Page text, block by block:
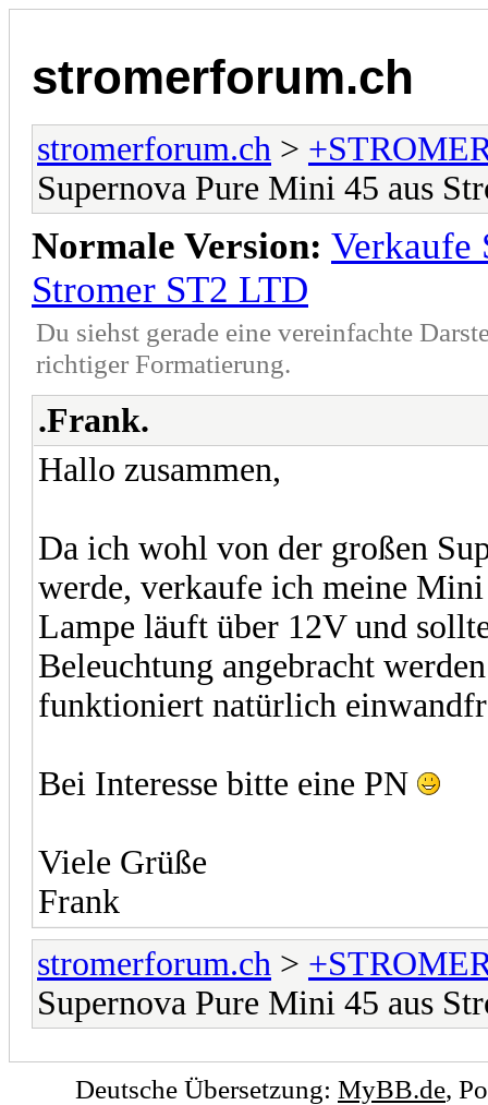
stromerforum.ch
stromerforum.ch >
Supernova Pure Mini 45 aus
Normale Version: Verkaufe
Stromer ST2 LTD
Du siehst gerade eine vereinfachte
richtiger Formatierung.
.Frank.
Hallo zusammen,
Da ich wohl von der großen
werde, verkaufe ich meine
Lampe läuft über 12V und
Beleuchtung angebracht
funktioniert natürlich
Bei Interesse bitte eine PN
Viele Grüße
Frank
stromerforum.ch >
Supernova Pure Mini 45 aus
Deutsche Übersetzung: MyBB.de,